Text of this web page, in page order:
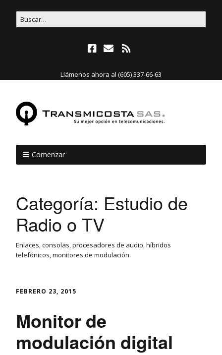
Llámenos ahora al (605) 337-66-63
Comenzar
Categoría: Estudio de
Radio o TV
Enlaces, consolas, procesadores de audio, híbridos
telefónicos, monitores de modulación.
FEBRERO 23, 2015
Monitor de
modulación digital